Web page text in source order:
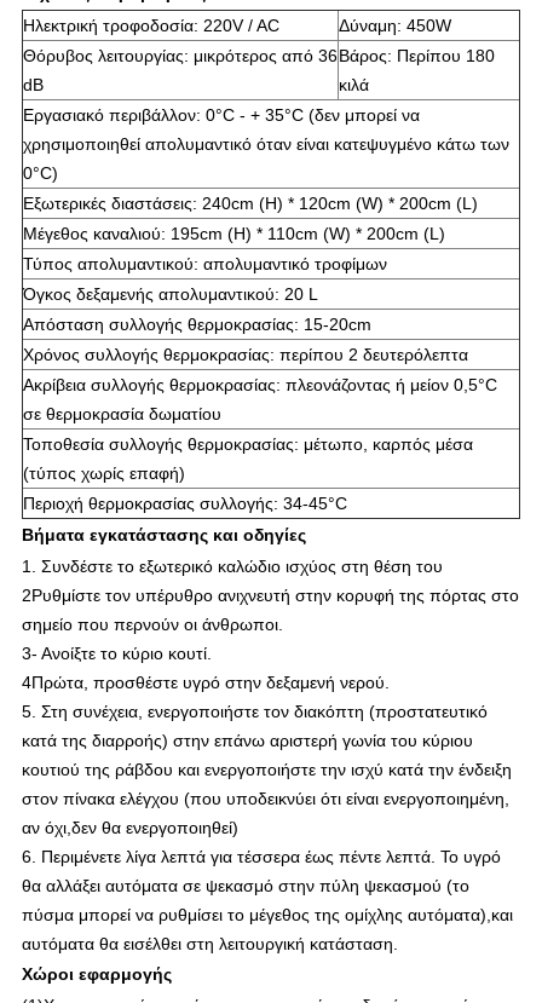
Ηλεκτρική τροφοδοσία: 220V / AC
Δύναμη: 450W
Θόρυβος λειτουργίας: μικρότερος από 36
dB
Βάρος: Περίπου 180
κιλά
Εργασιακό περιβάλλον: 0°C - + 35°C (δεν μπορεί να
χρησιμοποιηθεί απολυμαντικό όταν είναι κατεψυγμένο κάτω των
0°C)
Εξωτερικές διαστάσεις: 240cm (H) * 120cm (W) * 200cm (L)
Μέγεθος καναλιού: 195cm (H) * 110cm (W) * 200cm (L)
Τύπος απολυμαντικού: απολυμαντικό τροφίμων
Όγκος δεξαμενής απολυμαντικού: 20 L
Απόσταση συλλογής θερμοκρασίας: 15-20cm
Χρόνος συλλογής θερμοκρασίας: περίπου 2 δευτερόλεπτα
Ακρίβεια συλλογής θερμοκρασίας: πλεονάζοντας ή μείον 0,5°C
σε θερμοκρασία δωματίου
Τοποθεσία συλλογής θερμοκρασίας: μέτωπο, καρπός μέσα
(τύπος χωρίς επαφή)
Περιοχή θερμοκρασίας συλλογής: 34-45°C
Βήματα εγκατάστασης και οδηγίες
1. Συνδέστε το εξωτερικό καλώδιο ισχύος στη θέση του
2Ρυθμίστε τον υπέρυθρο ανιχνευτή στην κορυφή της πόρτας στο
σημείο που περνούν οι άνθρωποι.
3- Ανοίξτε το κύριο κουτί.
4Πρώτα, προσθέστε υγρό στην δεξαμενή νερού.
5. Στη συνέχεια, ενεργοποιήστε τον διακόπτη (προστατευτικό
κατά της διαρροής) στην επάνω αριστερή γωνία του κύριου
κουτιού της ράβδου και ενεργοποιήστε την ισχύ κατά την ένδειξη
στον πίνακα ελέγχου (που υποδεικνύει ότι είναι ενεργοποιημένη,
αν όχι,δεν θα ενεργοποιηθεί)
6. Περιμένετε λίγα λεπτά για τέσσερα έως πέντε λεπτά. Το υγρό
θα αλλάξει αυτόματα σε ψεκασμό στην πύλη ψεκασμού (το
πύσμα μπορεί να ρυθμίσει το μέγεθος της ομίχλης αυτόματα),και
αυτόματα θα εισέλθει στη λειτουργική κατάσταση.
Χώροι εφαρμογής